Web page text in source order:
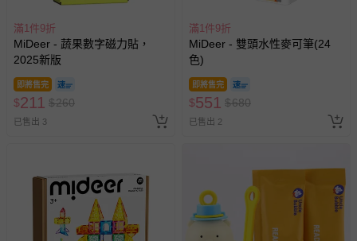
滿1件9折
MiDeer - 蔬果數字磁力貼，
2025新版
即將售完
$211 $260
已售出 3
滿1件9折
MiDeer - 雙頭水性麥可筆(24
色)
即將售完
$551 $680
已售出 2